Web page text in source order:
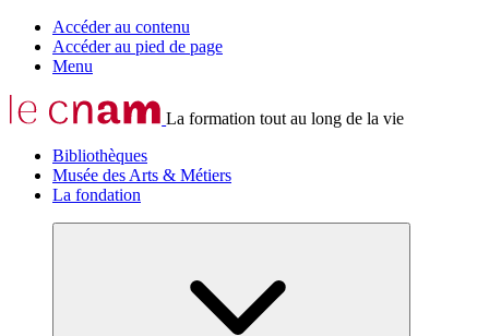
Accéder au contenu
Accéder au pied de page
Menu
La formation tout au long de la vie
Bibliothèques
Musée des Arts & Métiers
La fondation